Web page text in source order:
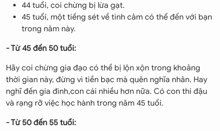
44 tuổi, coi chừng bị lừa gạt.
45 tuổi, một tiếng sét về tình cảm có thể đến với bạn
trong năm này.
- Từ 45 đến 50 tuổi:
Hãy coi chừng gia đạo có thể bị lộn xộn trong khoảng
thời gian này, đừng vì tiền bạc mà quên nghĩa nhân. Hay
nghĩ đến gia đình,con cái nhiều hơn nữa. Có con thi đậu
và rạng rỡ việc học hành trong năm 45 tuổi.
- Từ 50 đến 55 tuổi: